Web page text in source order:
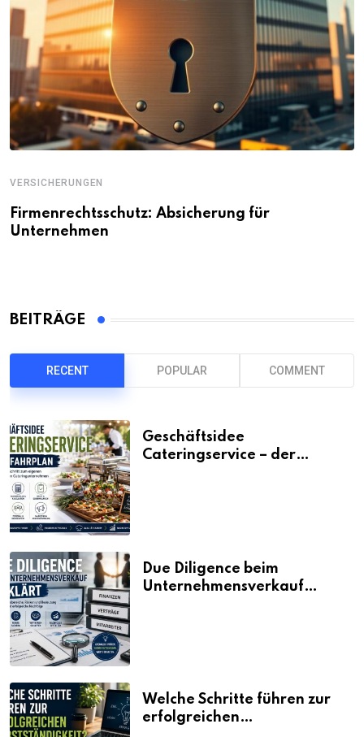
VERSICHERUNGEN
Firmenrechtsschutz: Absicherung für
Unternehmen
BEITRÄGE
RECENT POPULAR COMMENT
Geschäftsidee
Cateringservice – der
Due Diligence beim
Unternehmensverkauf
Welche Schritte führen zur
erfolgreichen